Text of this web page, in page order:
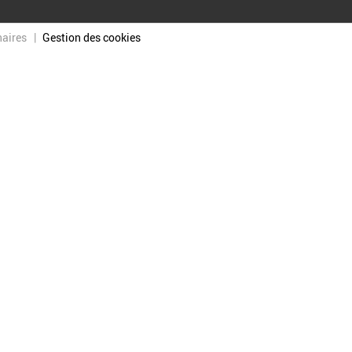
Gestion des cookies